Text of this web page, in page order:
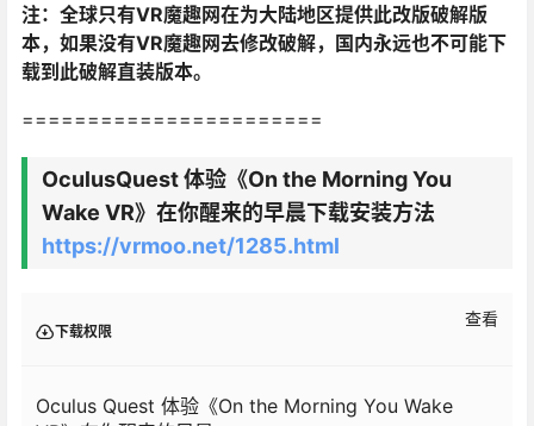
注：全球只有VR魔趣网在为大陆地区提供此改版破解版
本，如果没有VR魔趣网去修改破解，国内永远也不可能下
载到此破解直装版本。
=======================
OculusQuest 体验《On the Morning You
Wake VR》在你醒来的早晨下载安装方法
https://vrmoo.net/1285.html
下载权限
查看
Oculus Quest 体验《On the Morning You Wake